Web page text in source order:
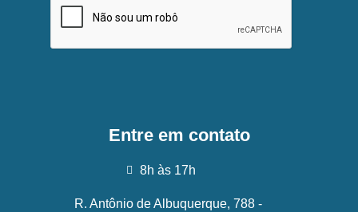
Entre em contato
8h às 17h
R. Antônio de Albuquerque, 788 -